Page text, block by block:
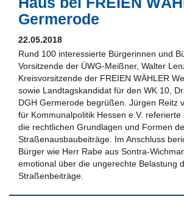
Germerode
22.05.2018
Rund 100 interessierte Bürgerinnen und
Vorsitzende der ÜWG-Meißner, Walter
Kreisvorsitzende der FREIEN WÄHLER
sowie Landtagskandidat für den WK 10,
DGH Germerode begrüßen. Jürgen Reitz
für Kommunalpolitik Hessen e.V. referierte
die rechtlichen Grundlagen und Formen
Straßenausbaubeiträge. Im Anschluss
Bürger wie Herr Rabe aus Sontra-
emotional über die ungerechte Belastung
Straßenbeiträge.